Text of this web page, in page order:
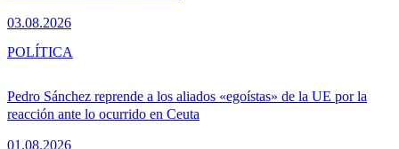
03.08.2026
Pedro Sánchez reprende a los aliados «egoístas» de la UE por la
reacción ante lo ocurrido en Ceuta
01.08.2026
POLÍTICA